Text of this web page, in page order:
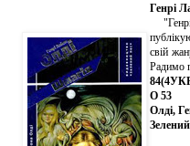
Генрі
"Генрі
свій
Радимо
О 53
Олді,